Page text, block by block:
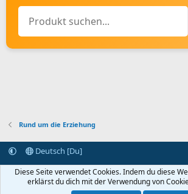
Rund um die Erziehung
Deutsch [Du]
Kontakt aufnehmen
Bedingungen und Regeln
Startseite
R
S
Diese Seite verwendet Cookies. Indem du diese
erklärst du dich mit der Verwendung von